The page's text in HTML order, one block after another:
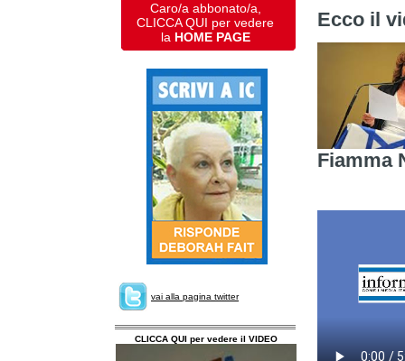
Caro/a abbonato/a,
CLICCA QUI per vedere
la HOME PAGE
vai alla pagina twitter
CLICCA QUI per vedere il VIDEO
Ecco il
Fiamma